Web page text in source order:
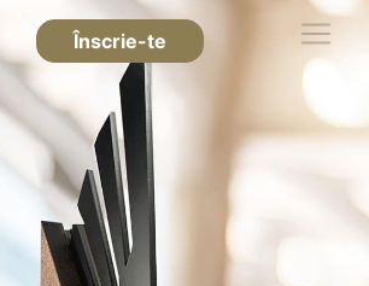
Înscrie-te